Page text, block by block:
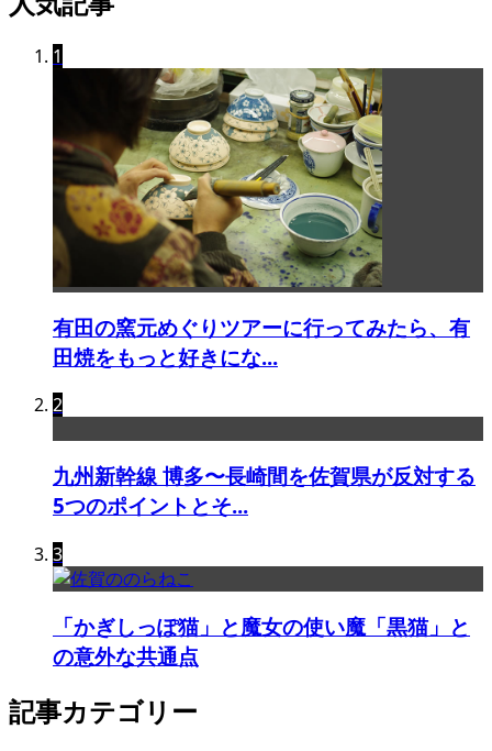
1
有田の窯元めぐりツアーに行ってみたら、有
田焼をもっと好きにな...
2
九州新幹線 博多〜長崎間を佐賀県が反対する
5つのポイントとそ...
3
「かぎしっぽ猫」と魔女の使い魔「黒猫」と
の意外な共通点
記事カテゴリー